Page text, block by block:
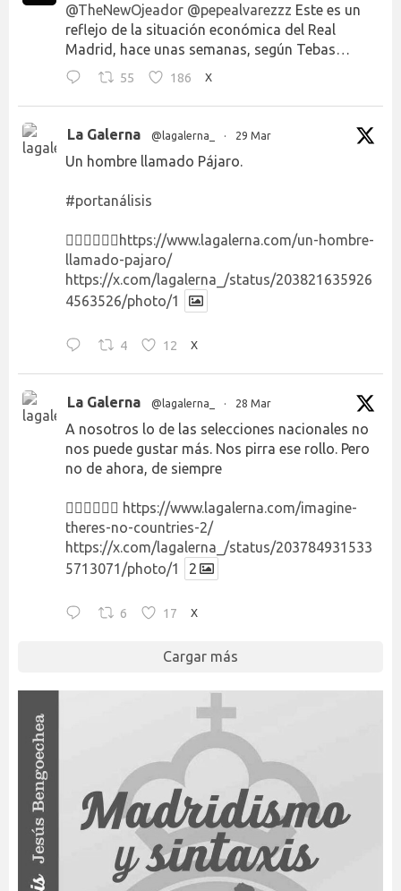
@TheNewOjeador @pepealvarezzz Este es un
reflejo de la situación económica del Real
Madrid, hace unas semanas, según Tebas…
55 186 X
La Galerna @lagalerna_ · 29 Mar
Un hombre llamado Pájaro.
#portanálisis
👉🏻👉🏻👉🏻 https://www.lagalerna.com/un-hombre-
llamado-pajaro/
https://x.com/lagalerna_/status/203821635926
4563526/photo/1
4 12 X
La Galerna @lagalerna_ · 28 Mar
A nosotros lo de las selecciones nacionales no
nos puede gustar más. Nos pirra ese rollo. Pero
no de ahora, de siempre
👉🏻👉🏻👉🏻 https://www.lagalerna.com/imagine-
theres-no-countries-2/
https://x.com/lagalerna_/status/203784931533
5713071/photo/1
2
6 17 X
Cargar más